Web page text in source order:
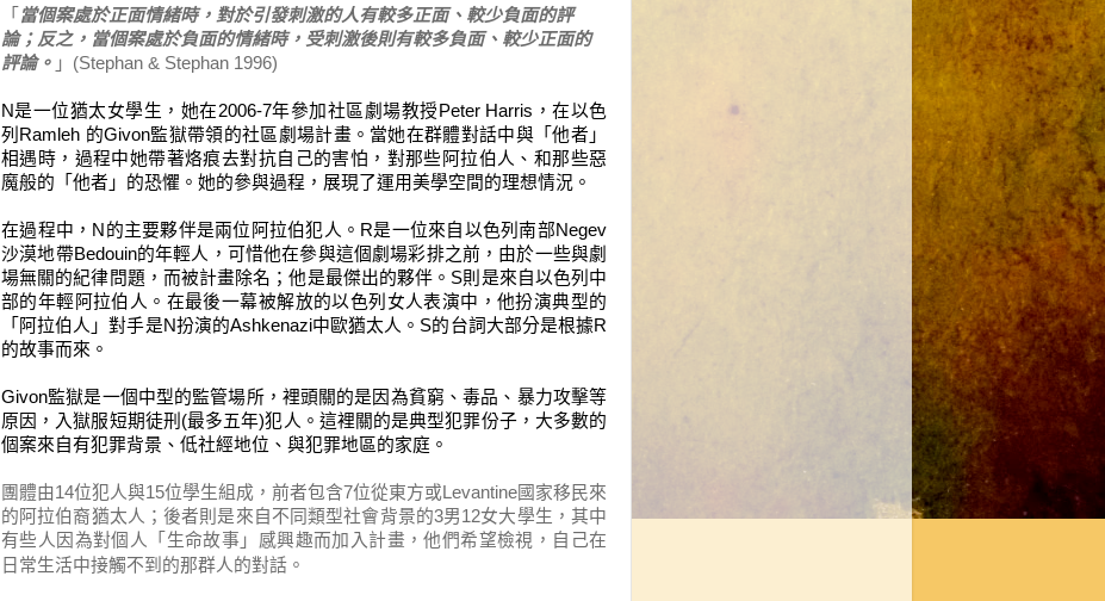
「 當個案處於正面情緒時，對於引發刺激的人有較多正面、較少負面的評
論；反之，當個案處於負面的情緒時，受刺激後則有較多負面、較少正面的
評論。 」 (Stephan & Stephan 1996)
N是一位猶太女學生， 她在2006-7年參加社區劇場教授Peter Harris ，在以色
列 Ramleh 的Givon監獄帶領的社區劇場計畫。當她在群體對話中與「他者 」
相遇時， 過程中她帶著烙痕去對抗自己的害怕，對那些 阿拉伯人、 和那些惡
魔般的「 他者 」的恐懼。她的參與過程，展現了運用美學空間的理想情況。
在過程中， N的主要夥伴是兩位阿拉伯犯人。 R是一位來自以色列南部Negev
沙漠地帶Bedouin的年輕人， 可惜他在參與這個劇場彩排之前，由於一些與劇
場無關的紀律問題，而被計畫除名 ；他是最傑出的夥伴 。 S則 是來自以色列中
部的年輕阿拉伯人 。 在最後一幕被解放的以色列女人表演中，他扮演典型的
「阿拉伯人」對手是N扮演的Ashkenazi中歐猶太人 。 S的台詞大部分是根據R
的故事而來 。
Givon監獄是一個中型的監管場所，裡頭關的是因為貧窮、毒品、暴力攻擊等
原因 ，入獄服短期徒刑 (最多五年)犯人 。 這裡關的是典型犯罪份子，大多數的
個案來自有犯罪背景、低社經地位、與犯罪地區的家庭 。
團體由14位犯人與15位學生組成，前者包含7位從東方或Levantine國家移民來
的阿拉伯裔猶太人；後者則是來自不同類型社會背景的3男12女大學生 ， 其中
有些人 因為對個人「生命故事」 感興趣而加入計畫 ，他們希望檢視，自己在
日常生活中接觸不到的那群人的對話。